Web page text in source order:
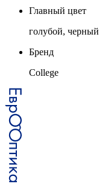
Главный цвет
голубой, черный
Бренд
College